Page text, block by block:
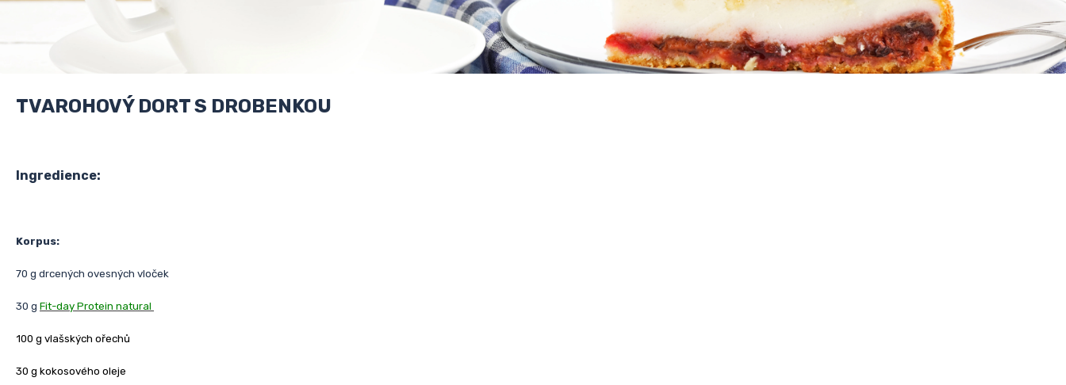
TVAROHOVÝ DORT S DROBENKOU
Ingredience:
Korpus:
70 g drcených ovesných vloček
30 g Fit-day Protein natural
100 g vlašských ořechů
30 g kokosového oleje